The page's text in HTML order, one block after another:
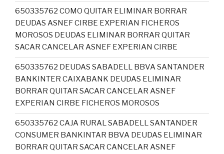
650335762 COMO QUITAR ELIMINAR BORRAR
DEUDAS ASNEF CIRBE EXPERIAN FICHEROS
MOROSOS DEUDAS ELIMINAR BORRAR QUITAR
SACAR CANCELAR ASNEF EXPERIAN CIRBE
650335762 DEUDAS SABADELL BBVA SANTANDER
BANKINTER CAIXABANK DEUDAS ELIMINAR
BORRAR QUITAR SACAR CANCELAR ASNEF
EXPERIAN CIRBE FICHEROS MOROSOS
650335762 CAJA RURAL SABADELL SANTANDER
CONSUMER BANKINTAR BBVA DEUDAS ELIMINAR
BORRAR QUITAR SACAR CANCELAR ASNEF